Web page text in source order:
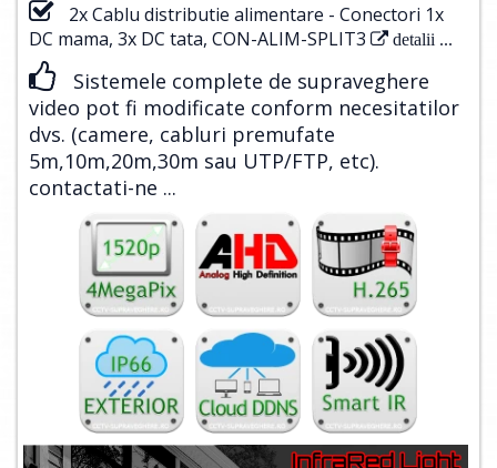
2x Cablu distributie alimentare - Conectori 1x
DC mama, 3x DC tata, CON-ALIM-SPLIT3
detalii ...
Sistemele complete de supraveghere
video pot fi modificate conform necesitatilor
dvs. (camere, cabluri premufate
5m,10m,20m,30m sau UTP/FTP, etc).
contactati-ne ...